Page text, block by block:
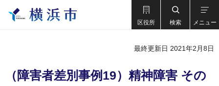
区役所 検索 メニュー
最終更新日 2021年2月8日
（障害者差別事例19）精神障害 その